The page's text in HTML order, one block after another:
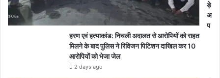
ड़े
अ
प
हरण एवं हत्याकांड: निचली अदालत से आरोपियों को राहत
मिलने के बाद पुलिस ने रिविजन पिटिशन दाखिल कर 10
आरोपियों को भेजा जेल
2 days ago